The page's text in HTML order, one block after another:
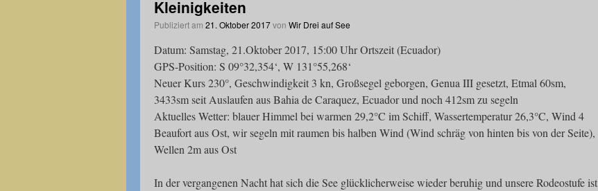
Kleinigkeiten
Publiziert am 21. Oktober 2017von Wir Drei auf See
Datum: Samstag, 21.Oktober 2017, 15:00 Uhr Ortszeit (Ecuador)
GPS-Position: S 09°32,354‘, W 131°55,268‘
Neuer Kurs 230°, Geschwindigkeit 3 kn, Großsegel geborgen, Genua III gesetzt, Etmal 60sm,
3433sm seit Auslaufen aus Bahia de Caraquez, Ecuador und noch 412sm zu segeln
Aktuelles Wetter: blauer Himmel bei warmen 29,2°C im Schiff, Wassertemperatur 26,3°C, Wind 4
Beaufort aus Ost, wir segeln mit raumen bis halben Wind (Wind schräg von hinten bis von der Seite),
Wellen 2m aus Ost
In der vergangenen Nacht hat sich die See glücklicherweise wieder beruhig und unsere Rodeostufe ist